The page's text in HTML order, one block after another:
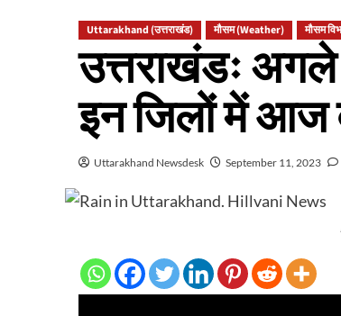
Uttarakhand (उत्तराखंड) मौसम (Weather) मौसम
उत्तराखंडः अगले
इन जिलों में
Uttarakhand Newsdesk September 11, 2023